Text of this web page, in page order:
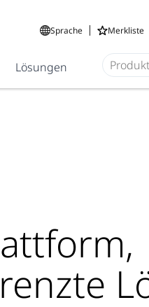
Sprache Merkliste
Lösungen